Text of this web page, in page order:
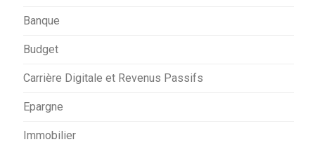
Banque
Budget
Carrière Digitale et Revenus Passifs
Epargne
Immobilier